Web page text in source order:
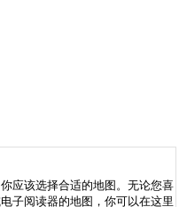
应该选择合适的地图。无论您喜
子阅读器的地图，你可以在这里